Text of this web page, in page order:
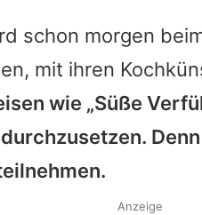
schon morgen
mit ihren
wie „Süße
Anzeige